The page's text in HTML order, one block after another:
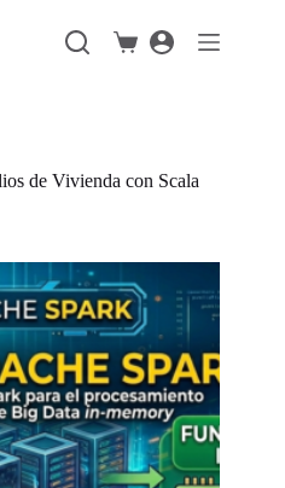
Carro
de Vivienda con Scala